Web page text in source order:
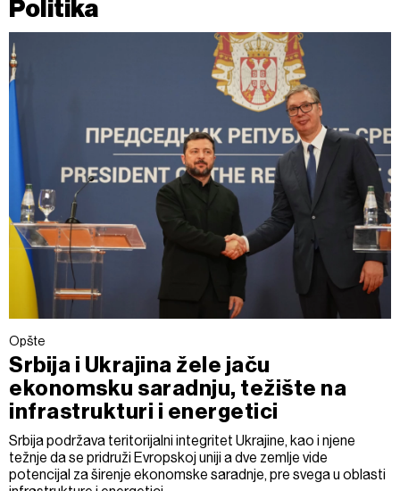
Politika
Opšte
Srbija i Ukrajina žele jaču
ekonomsku saradnju, težište na
infrastrukturi i energetici
Srbija podržava teritorijalni integritet Ukrajine, kao i njene
težnje da se pridruži Evropskoj uniji a dve zemlje vide
potencijal za širenje ekonomske saradnje, pre svega u oblasti